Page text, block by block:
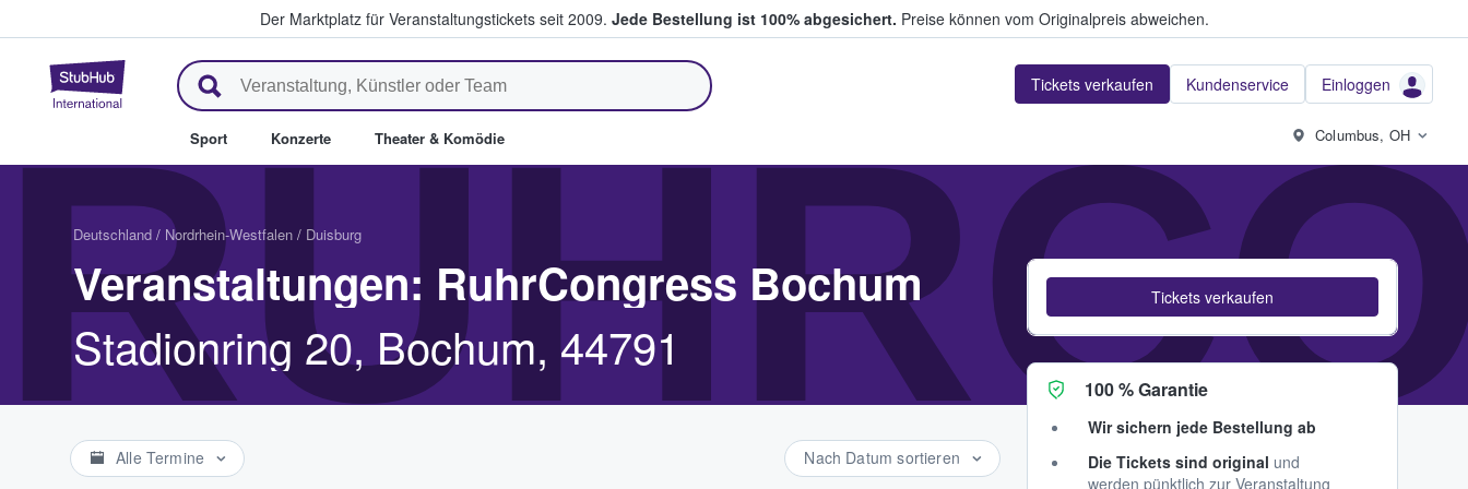
Der Marktplatz für Veranstaltungstickets seit 2009. Jede Bestellung ist 100% abgesichert. Preise können vom Originalpreis abweichen.
StubHub - Wo Fans Tickets kaufen & verkaufen Tickets verkaufen Kundenservice Einloggen
Sport Konzerte Theater & Komödie Columbus, OH
Deutschland / Nordrhein-Westfalen / Duisburg
Veranstaltungen: RuhrCongress Bochum
Stadionring 20, Bochum, 44791
Alle Termine Nach Datum sortieren
Tickets verkaufen
100 % Garantie
Wir sichern jede Bestellung ab
Die Tickets sind original und
werden pünktlich zur Veranstaltung